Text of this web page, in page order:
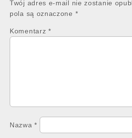
Twój adres e-mail nie zostanie
pola są oznaczone *
Komentarz *
Nazwa*